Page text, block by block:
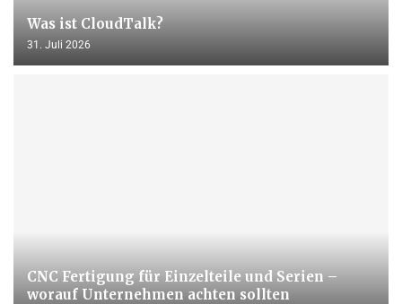
Was ist CloudTalk?
31. Juli 2026
CNC Fertigung für Einzelteile und Serien –
worauf Unternehmen achten sollten